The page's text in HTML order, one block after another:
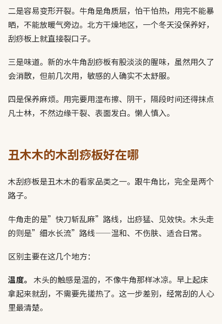
二是容易变形开裂。牛角是角质层，怕干怕热，用完不能暴
晒，不能放暖气旁边。北方干燥地区，一个冬天没保养好，
刮痧板上就直接裂口子。
三是味道。新的水牛角刮痧板有股淡淡的腥味，虽然用久了
会消散，但前几次用，敏感的人确实不太舒服。
四是保养麻烦。用完要用湿布擦、阴干，隔段时间还得抹点
凡士林，不然边缘干裂、表面发白。懒人慎入。
丑木木的木刮痧板好在哪
木刮痧板是丑木木的看家品类之一。跟牛角比，完全是两个
路子。
牛角走的是”快刀斩乱麻”路线，出痧猛、见效快。木头走
的则是”细水长流”路线——温和、不伤肤、适合日常。
区别主要在这几个地方：
温度。 木头的触感是温的，不像牛角那样冰凉。早上起床
拿起来就刮，不需要先搓热了。这一步差别，经常刮的人心
里最清楚。